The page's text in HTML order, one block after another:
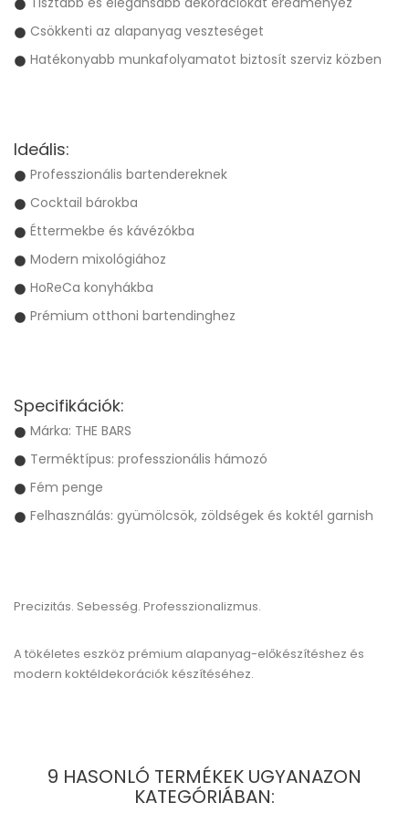
Csökkenti az alapanyag veszteséget
Hatékonyabb munkafolyamatot biztosít szerviz közben
Ideális:
Professzionális bartendereknek
Cocktail bárokba
Éttermekbe és kávézókba
Modern mixológiához
HoReCa konyhákba
Prémium otthoni bartendinghez
Specifikációk:
Márka: THE BARS
Terméktípus: professzionális hámozó
Fém penge
Felhasználás: gyümölcsök, zöldségek és koktél garnish
Precizitás. Sebesség. Professzionalizmus.
A tökéletes eszköz prémium alapanyag-előkészítéshez és
modern koktéldekorációk készítéséhez.
9 HASONLÓ TERMÉKEK UGYANAZON
KATEGÓRIÁBAN: